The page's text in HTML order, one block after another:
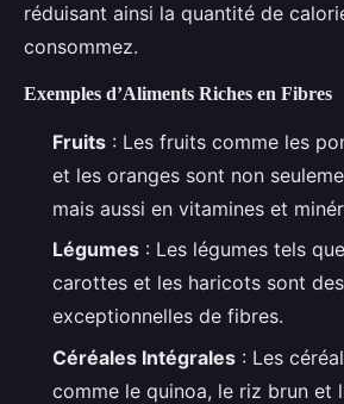
réduisant ainsi la quantité de
consommez.
Exemples d’Aliments Riches en Fibres
Fruits : Les fruits comme les
et les oranges sont non
mais aussi en vitamines et
Légumes : Les légumes tels
carottes et les haricots sont
exceptionnelles de fibres.
Céréales Intégrales : Les
comme le quinoa, le riz brun et